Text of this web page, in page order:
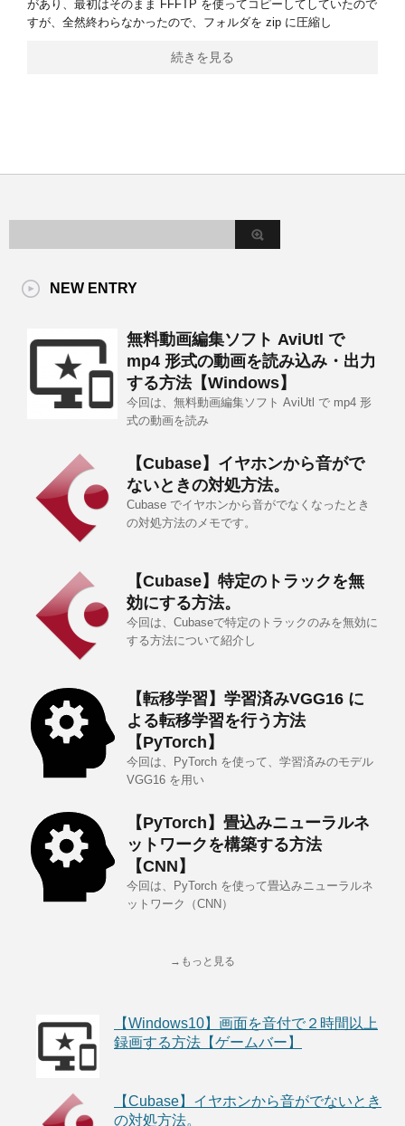
があり、最初はそのまま FFFTP を使ってコピーしてしていたので
すが、全然終わらなかったので、フォルダを zip に圧縮し
続きを見る
NEW ENTRY
無料動画編集ソフト AviUtl で
mp4 形式の動画を読み込み・出力
する方法【Windows】
今回は、無料動画編集ソフト AviUtl で mp4 形
式の動画を読み
【Cubase】イヤホンから音がで
ないときの対処方法。
Cubase でイヤホンから音がでなくなったとき
の対処方法のメモです。
【Cubase】特定のトラックを無
効にする方法。
今回は、Cubaseで特定のトラックのみを無効に
する方法について紹介し
【転移学習】学習済みVGG16 に
よる転移学習を行う方法
【PyTorch】
今回は、PyTorch を使って、学習済みのモデル
VGG16 を用い
【PyTorch】畳込みニューラルネ
ットワークを構築する方法
【CNN】
今回は、PyTorch を使って畳込みニューラルネ
ットワーク（CNN）
→もっと見る
【Windows10】画面を音付で２時間以上
録画する方法【ゲームバー】
【Cubase】イヤホンから音がでないとき
の対処方法。